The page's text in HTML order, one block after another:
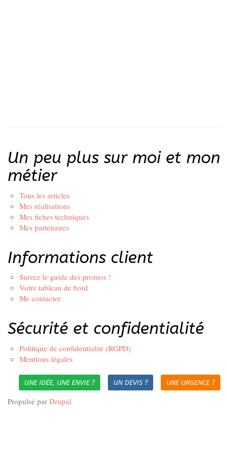
Un peu plus sur moi et mon
métier
Tous les articles
Mes réalisations
Mes fiches techniques
Mes partenaires
Informations client
Suivez le guide des promos !
Votre tableau de bord
Me contacter
Sécurité et confidentialité
Politique de confidentialité (RGPD)
Mentions légales
UNE IDÉE, UNE ENVIE ? UN DEVIS ? UNE URGENCE ?
Propulsé par Drupal